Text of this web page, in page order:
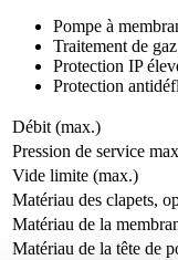
Pompe à
Traitement de
Protection IP
Protection
Débit (max.)
Pression de service
Vide limite (max.)
Matériau des clapets,
Matériau de la
Matériau de la tête de